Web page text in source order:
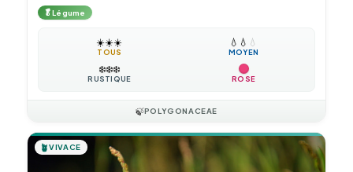
🥬Légume
☀️☀️☀️
TOUS
💧 💧 💧
MOYEN
❄️❄️❄️
RUSTIQUE ROSE
🍃POLYGONACEAE
🪴VIVACE